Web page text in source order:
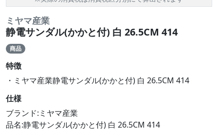
ミヤマ産業
静電サンダル(かかと付) 白 26.5CM 414
商品
特徴
・ミヤマ産業静電サンダル(かかと付) 白 26.5CM 414
仕様
ブランド:ミヤマ産業
品名:静電サンダル(かかと付) 白 26.5CM 414